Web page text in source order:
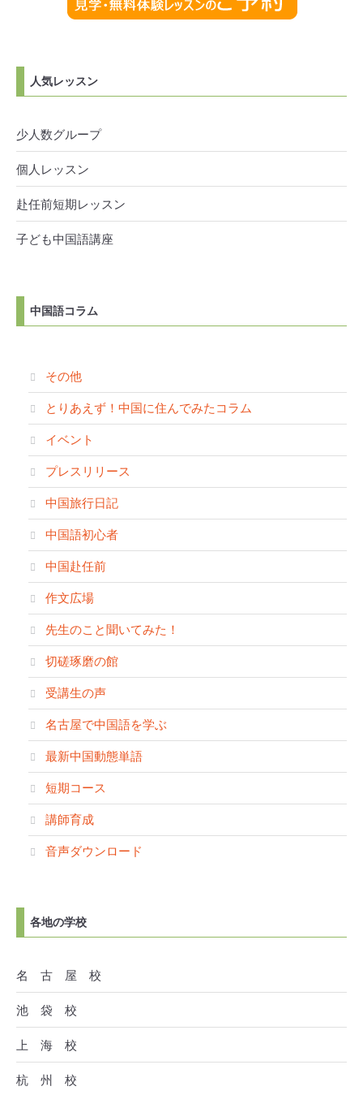
人気レッスン
少人数グループ
個人レッスン
赴任前短期レッスン
子ども中国語講座
中国語コラム
その他
とりあえず！中国に住んでみたコラム
イベント
プレスリリース
中国旅行日記
中国語初心者
中国赴任前
作文広場
先生のこと聞いてみた！
切磋琢磨の館
受講生の声
名古屋で中国語を学ぶ
最新中国動態単語
短期コース
講師育成
音声ダウンロード
各地の学校
名 古 屋 校
池 袋 校
上 海 校
杭 州 校